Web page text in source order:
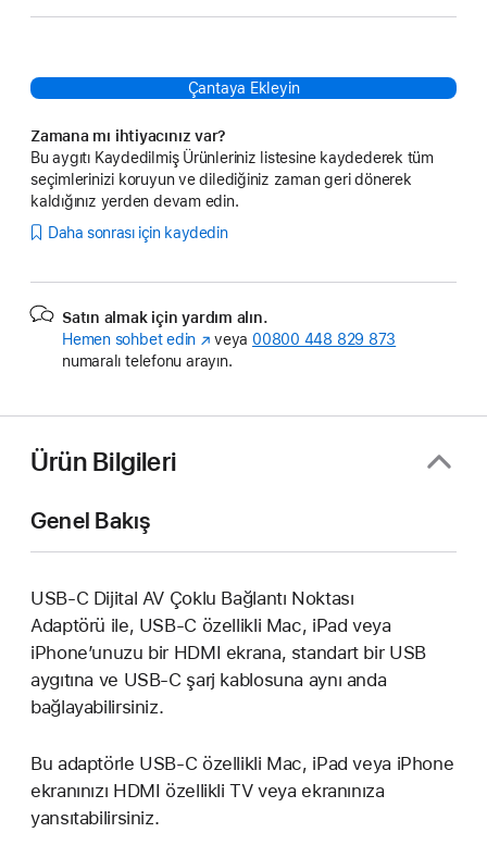
Çantaya Ekleyin
Zamana mı ihtiyacınız var?
Bu aygıtı Kaydedilmiş Ürünleriniz listesine kaydederek tüm
seçimlerinizi koruyun ve dilediğiniz zaman geri dönerek
kaldığınız yerden devam edin.
Daha sonrası için kaydedin
Satın almak için yardım alın.
Hemen sohbet edin (Yeni
pencerede
veya 00800 448 829 873
numaralı telefonu arayın.
Ürün Bilgileri
Genel Bakış
USB-C Dijital AV Çoklu Bağlantı Noktası
Adaptörü ile, USB-C özellikli Mac, iPad veya
iPhone’unuzu bir HDMI ekrana, standart bir USB
aygıtına ve USB-C şarj kablosuna aynı anda
bağlayabilirsiniz.
Bu adaptörle USB-C özellikli Mac, iPad veya iPhone
ekranınızı HDMI özellikli TV veya ekranınıza
yansıtabilirsiniz.